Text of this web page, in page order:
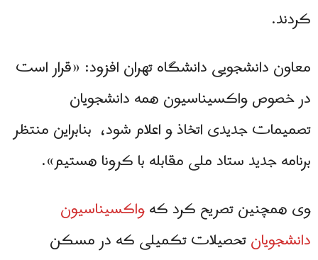
کردند.
معاون دانشجویی دانشگاه تهران افزود: «قرار است
در خصوص واکسیناسیون همه دانشجویان
تصمیمات جدیدی اتخاذ و اعلام شود، بنابراین منتظر
برنامه جدید ستاد ملی مقابله با کرونا هستیم».
وی همچنین تصریح کرد کهواکسیناسیون
دانشجویانتحصیلات تکمیلی که در مسکن